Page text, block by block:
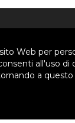
Web per
all'uso
a
Chi Siamo